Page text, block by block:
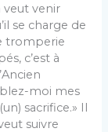
veut venir
se charge de
tromperie
c’est à
moi mes
sacrifice.» Il
suivre